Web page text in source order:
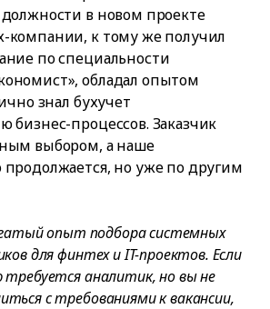
в новом проекте
компании, к тому же получил
по специальности
обладал опытом
знал бухучет
бизнес-процессов. Заказчик
выбором, а наше
продолжается, но уже по другим
опыт подбора системных
для финтех и IT-проектов. Если
аналитик, но вы не
с требованиями к вакансии,